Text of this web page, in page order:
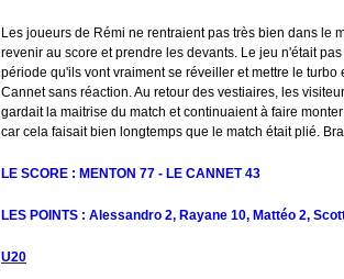
Les joueurs de Rémi ne rentraient pas très bien dans le
revenir au score et prendre les devants. Le jeu n'était
période qu'ils vont vraiment se réveiller et mettre le
Cannet sans réaction. Au retour des vestiaires, les
gardait la maitrise du match et continuaient à faire
car cela faisait bien longtemps que le match était plié.
LE SCORE : MENTON 77 - LE CANNET 43
LES POINTS : Alessandro 2, Rayane 10, Mattéo 2,
U20